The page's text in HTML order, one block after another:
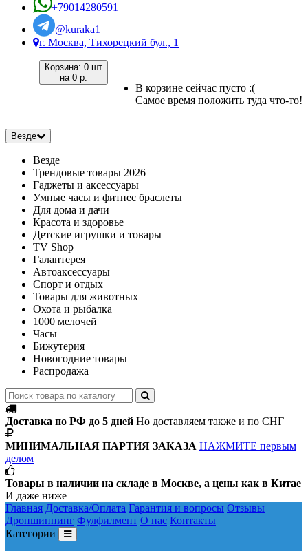
+79014280591
@kuraka1
г. Москва, Тихорецкий бул., 1
Корзина: 0 шт
на 0 р.
В корзине сейчас пусто :(
Самое время положить туда что-то!
Везде
Везде
Трендовые товары 2026
Гаджеты и аксессуары
Умные часы и фитнес браслеты
Для дома и дачи
Красота и здоровье
Детские игрушки и товары
TV Shop
Галантерея
Автоаксессуары
Спорт и отдых
Товары для животных
Охота и рыбалка
1000 мелочей
Часы
Бижутерия
Новогодние товары
Распродажа
Доставка по РФ до 5 дней Но доставляем также и по СНГ
МИНИМАЛЬНАЯ ПАРТИЯ ЗАКАЗА НАЖМИТЕ первым
делом
Товары в наличии на складе в Москве, а цены как в Китае
И даже ниже
Главная Доставка/Оплата Гарантия и вопросы Отзывы
Дропшиппинг Фулфилмент О нас Контакты
Категории